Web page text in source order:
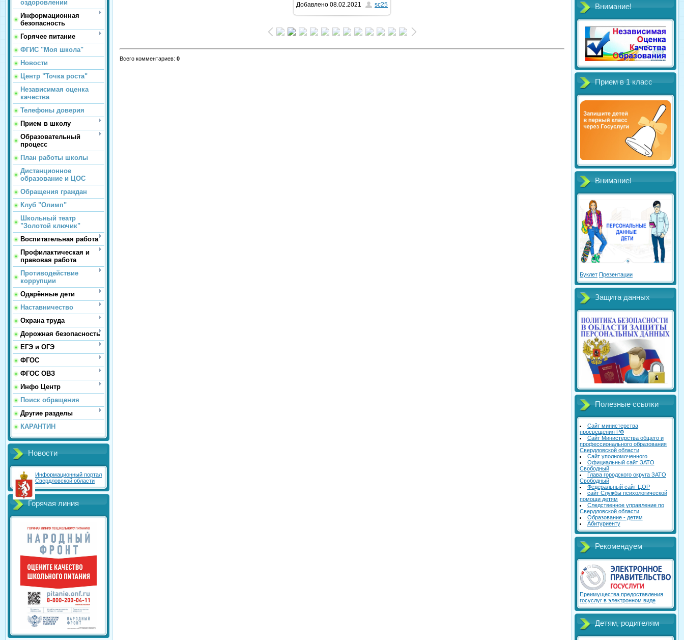
оздоровлении
Информационная
безопасность
Горячее питание
ФГИС "Моя школа"
Новости
Центр "Точка роста"
Независимая оценка
качества
Телефоны доверия
Прием в школу
Образовательный
процесс
План работы школы
Дистанционное
образование и ЦОС
Обращения граждан
Клуб "Олимп"
Школьный театр
"Золотой ключик"
Воспитательная работа
Профилактическая и
правовая работа
Противодействие
коррупции
Одарённые дети
Наставничество
Охрана труда
Дорожная безопасность
ЕГЭ и ОГЭ
ФГОС
ФГОС ОВЗ
Инфо Центр
Поиск обращения
Другие разделы
КАРАНТИН
Новости
Информационный портал
Свердловской области
Горячая линия
1024x471/ 67.4Kb
Добавлено 08.02.2021 sc25
Всего комментариев: 0
Внимание!
Прием в 1 класс
Внимание!
Буклет Презентации
Защита данных
Полезные ссылки
Сайт министерства
просвещения РФ
Сайт Министерства общего и
профессионального образования
Свердловской области
Сайт уполномоченного
Официальный сайт ЗАТО
Свободный
Глава городского округа ЗАТО
Свободный
Федеральный сайт ЦОР
сайт Службы психологической
помощи детям
Следственное управление по
Свердловской области
Образование - детям
Абитуриенту
Рекомендуем
Преимущества предоставления
госуслуг в электронном виде
Детям, родителям